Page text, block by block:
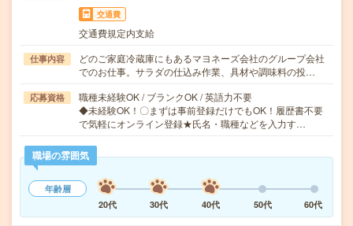
交通費
交通費規定内支給
仕事内容
どのご家庭冷蔵庫にもあるマヨネーズ会社のグループ会社
でのお仕事。サラダの仕込み作業、具材や調味料の投…
応募資格
職種未経験OK / ブランクOK / 英語力不要
◆未経験OK！〇まずは事前登録だけでもOK！履歴書不要
で気軽にオンライン登録★氏名・職種などを入力す…
職場の雰囲気
年齢層
20代
30代 40代 50代 60代